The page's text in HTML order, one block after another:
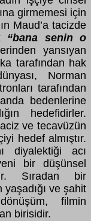
girmemesi için
Maud’a tacizde
“bana senin o
yansıyan
tarafından hak
Norman
tarafından
bedenlerine
hedefidirler.
ve tecavüzün
hedef almıştır.
diyalektiği acı
bir düşünsel
Sıradan bir
ve şahit
filmin
birisidir.